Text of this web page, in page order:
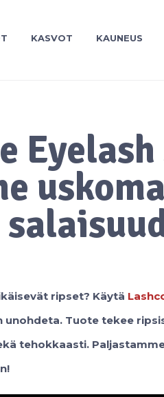
KASVOT KAUNEUS
ripset? Käytä
unohdeta. Tuote tekee
tehokkaasti.